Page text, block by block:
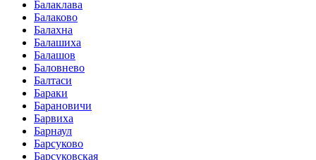
Балаклава
Балаково
Балахна
Балашиха
Балашов
Баловнево
Балтаси
Бараки
Барановичи
Барвиха
Барнаул
Барсуково
Барсуковская